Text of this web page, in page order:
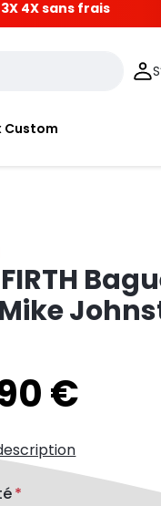
3X 4X sans frais
Custom
Mike
€